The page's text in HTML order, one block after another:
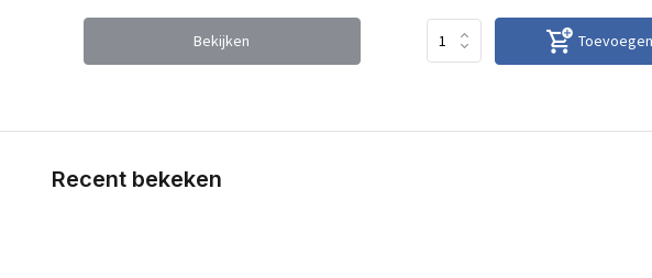
Bekijken Toevoegen
Recent bekeken